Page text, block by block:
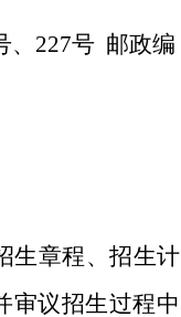
、227号 邮政编
生章程、招生计
审议招生过程中